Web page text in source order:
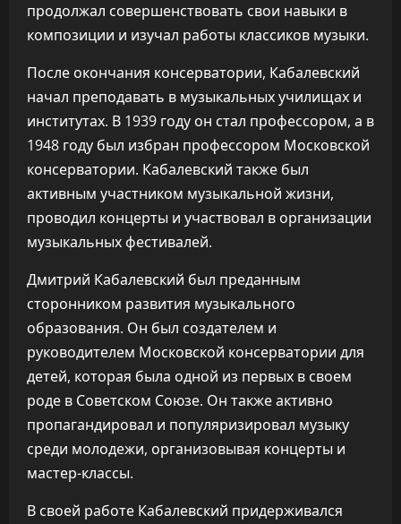
продолжал совершенствовать свои навыки в
композиции и изучал работы классиков музыки.
После окончания консерватории, Кабалевский
начал преподавать в музыкальных училищах и
институтах. В 1939 году он стал профессором, а в
1948 году был избран профессором Московской
консерватории. Кабалевский также был
активным участником музыкальной жизни,
проводил концерты и участвовал в организации
музыкальных фестивалей.
Дмитрий Кабалевский был преданным
сторонником развития музыкального
образования. Он был создателем и
руководителем Московской консерватории для
детей, которая была одной из первых в своем
роде в Советском Союзе. Он также активно
пропагандировал и популяризировал музыку
среди молодежи, организовывая концерты и
мастер-классы.
В своей работе Кабалевский придерживался